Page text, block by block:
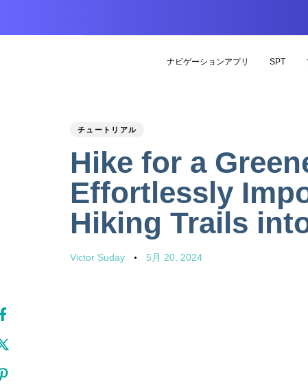
ナビゲーションアプリ SPT
PUBLISHED
チュートリアル
Hike for a
Effortlessly
Hiking Trails
Author
Victor Suday
Published
5月 20, 2024